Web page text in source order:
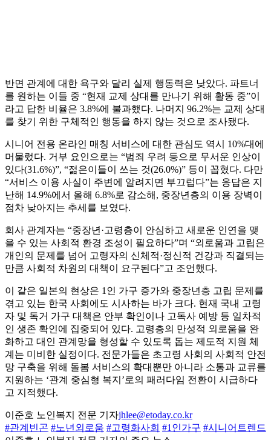
반면 관계에 대한 욕구와 달리 실제 행동력은 낮았다. 파트너
를 원하는 이들 중 “현재 교제 상대를 만나기 위해 활동 중”이
라고 답한 비율은 3.8%에 불과했다. 나머지 96.2%는 교제 상대
를 찾기 위한 구체적인 행동을 하지 않는 것으로 조사됐다.
시니어 전용 온라인 매칭 서비스에 대한 관심도 역시 10%대에
머물렀다. 거부 요인으로는 “범죄 우려 등으로 무서운 인상이
있다(31.6%)”, “젊은이들이 쓰는 것(26.0%)” 등이 꼽혔다. 다만
“서비스 이용 사실이 주변에 알려지면 부끄럽다”는 응답은 지
난해 14.9%에서 올해 6.8%로 감소해, 중장년층의 이용 장벽이
점차 낮아지는 추세를 보였다.
회사 관계자는 “중장년·고령층이 안심하고 새로운 인연을 맺
을 수 있는 사회적 환경 조성이 필요하다”며 “외로움과 고립은
개인의 문제를 넘어 고령자의 신체적·정신적 건강과 직결되는
만큼 사회적 차원의 대책이 요구된다”고 조언했다.
이 같은 일본의 현상은 1인 가구 증가와 중장년층 고립 문제를
겪고 있는 한국 사회에도 시사하는 바가 크다. 현재 국내 고령
자 및 독거 가구 대책은 안부 확인이나 고독사 예방 등 일차적
인 생존 확인에 집중되어 있다. 고령층의 만성적 외로움을 완
화하고 대인 관계망을 형성할 수 있도록 돕는 제도적 지원 체
계는 미비한 실정이다. 전문가들은 초고령 사회의 사회적 안전
망 구축을 위해 돌봄 서비스의 확대뿐만 아니라 소통과 교류를
지원하는 ‘관계 중심형 복지’로의 패러다임 전환이 시급하다
고 지적했다.
이준호 노인복지 전문 기자jhlee@etoday.co.kr
#관계빈곤 #노년외로움 #고령화사회 #1인가구 #시니어트렌드